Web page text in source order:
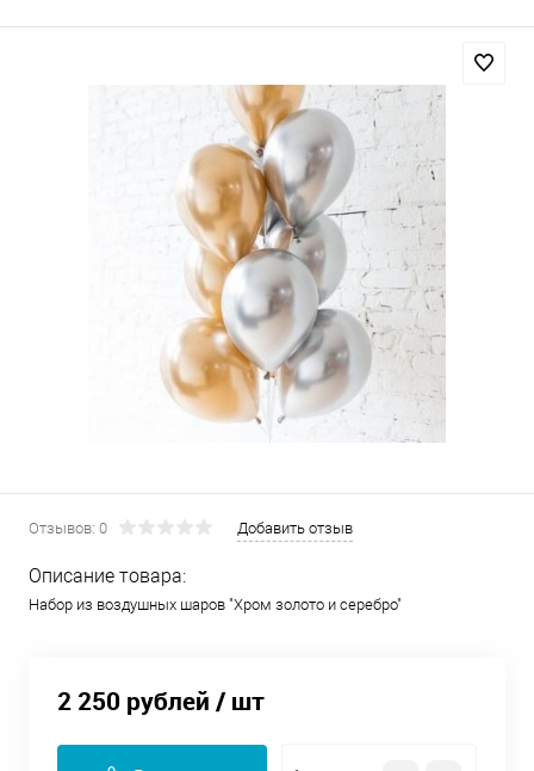
Отзывов: 0 Добавить отзыв
Описание товара:
Набор из воздушных шаров "Хром золото и серебро"
2 250 рублей / шт